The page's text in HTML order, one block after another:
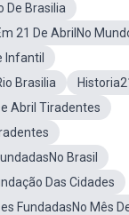
De Brasilia
21 De AbrilNo
Infantil
Brasilia
Abril Tiradentes
Brasil
Das Cidades
FundadasNo Mês